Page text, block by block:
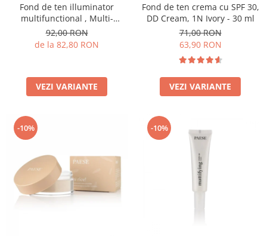
Fond de ten illuminator
multifunctional , Multi-
function Illuminating
Foundation, nuanta 1N LIGHT
BEIGE– 30 ml
92,00 RON
de la 82,80 RON
VEZI VARIANTE
Fond de ten crema cu SPF 30,
DD Cream, 1N Ivory - 30 ml
71,00 RON
63,90 RON
VEZI VARIANTE
-10% -10%